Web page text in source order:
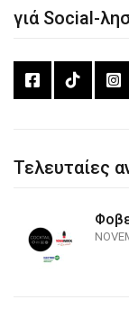
γιά Social-
Τελευταίες